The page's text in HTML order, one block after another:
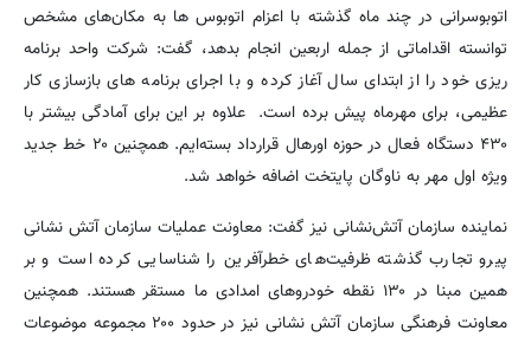
اتوبوسرانی در چند ماه گذشته با اعزام اتوبوس ها به مکان‌های مشخص
توانسته اقداماتی از جمله اربعین انجام بدهد، گفت: شرکت واحد برنامه
ریزی خود را از ابتدای سال آغاز کرده و با اجرای برنامه های بازسازی کار
عظیمی، برای مهرماه پیش برده است. علاوه بر این برای آمادگی بیشتر با
۴۳۰ دستگاه فعال در حوزه اورهال قرارداد بسته‌ایم. همچنین ۲۰ خط جدید
ویژه اول مهر به ناوگان پایتخت اضافه خواهد شد.
نماینده سازمان آتش‌نشانی نیز گفت: معاونت عملیات سازمان آتش نشانی
پیرو تجارب گذشته ظرفیت‌های خطرآفرین را شناسایی کرده است و بر
همین مبنا در ۱۳۰ نقطه خودروهای امدادی ما مستقر هستند. همچنین
معاونت فرهنگی سازمان آتش نشانی نیز در حدود ۲۰۰ مجموعه موضوعات